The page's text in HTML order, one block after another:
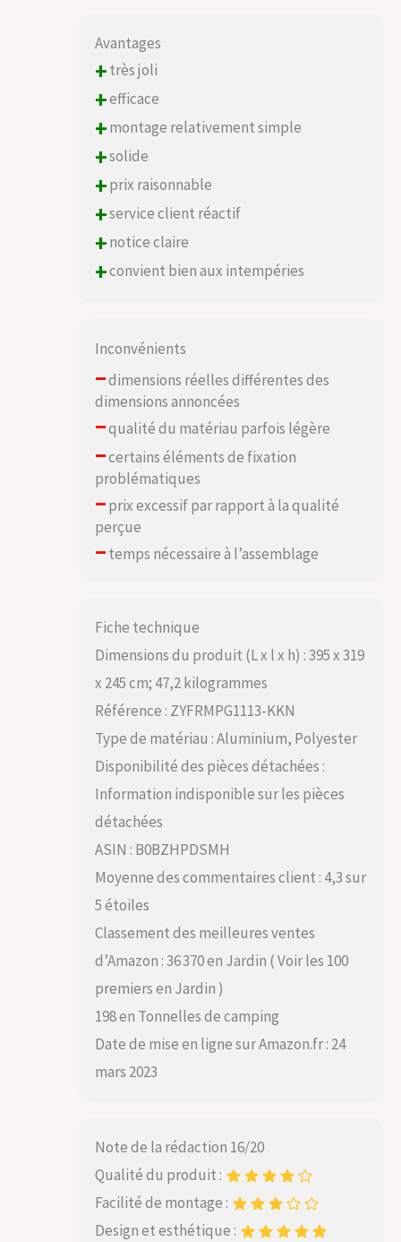
Avantages
+très joli
+efficace
+montage relativement simple
+solide
+prix raisonnable
+service client réactif
+notice claire
+convient bien aux intempéries
Inconvénients
–dimensions réelles différentes des
dimensions annoncées
–qualité du matériau parfois légère
–certains éléments de fixation
problématiques
–prix excessif par rapport à la qualité
perçue
–temps nécessaire à l’assemblage
Fiche technique
Dimensions du produit (L x l x h) : 395 x 319
x 245 cm; 47,2 kilogrammes
Référence : ZYFRMPG1113-KKN
Type de matériau : Aluminium, Polyester
Disponibilité des pièces détachées :
Information indisponible sur les pièces
détachées
ASIN : B0BZHPDSMH
Moyenne des commentaires client : 4,3 sur
5 étoiles
Classement des meilleures ventes
d’Amazon : 36 370 en Jardin ( Voir les 100
premiers en Jardin )
198 en Tonnelles de camping
Date de mise en ligne sur Amazon.fr : 24
mars 2023
Note de la rédaction 16/20
Qualité du produit :
Facilité de montage :
Design et esthétique :